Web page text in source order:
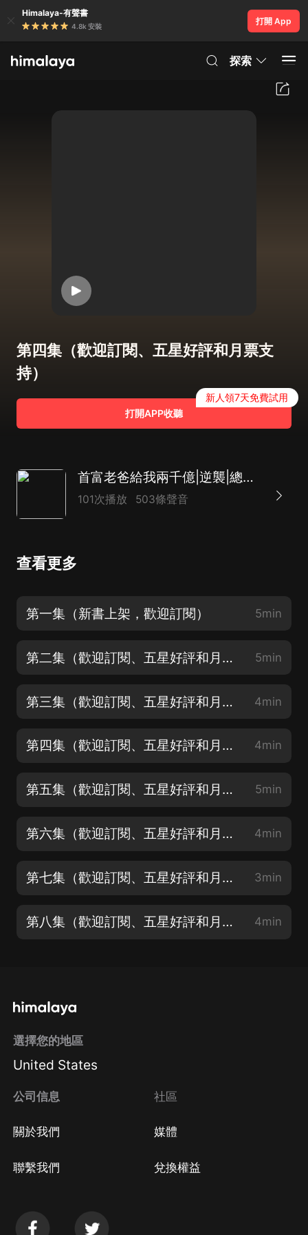
Himalaya-有聲書
4.8k 安裝
打開 App
探索
第四集（歡迎訂閱、五星好評和月票支
持）
打開APP收聽
新人領7天免費試用
首富老爸給我兩千億|逆襲|總裁|AI多播
101次播放 503條聲音
查看更多
第一集（新書上架，歡迎訂閱） 5min
第二集（歡迎訂閱、五星好評和月票支持） 5min
第三集（歡迎訂閱、五星好評和月票支持） 4min
第四集（歡迎訂閱、五星好評和月票支持） 4min
第五集（歡迎訂閱、五星好評和月票支持） 5min
第六集（歡迎訂閱、五星好評和月票支持） 4min
第七集（歡迎訂閱、五星好評和月票支持） 3min
第八集（歡迎訂閱、五星好評和月票支持） 4min
選擇您的地區
United States
公司信息
關於我們
聯繫我們
社區
媒體
兌換權益